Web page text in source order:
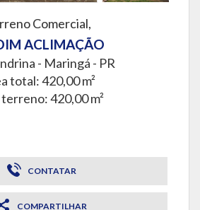
Comercial,
ACLIMAÇÃO
- Maringá - PR
total: 420,00 m²
420,00 m²
CONTATAR
COMPARTILHAR